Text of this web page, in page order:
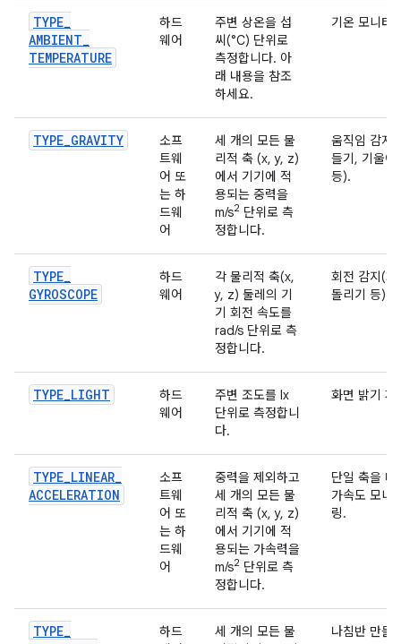
TYPE_
AMBIENT_
TEMPERATURE
하드
웨어
주변 상온을 섭
씨(°C) 단위로
측정합니다. 아
래 내용을 참조
하세요.
기온 모니터
TYPE_GRAVITY
소프
트웨
어 또
는 하
드웨
어
세 개의 모든 물
리적 축 (x, y, z)
에서 기기에 적
용되는 중력을
m/s2 단위로 측
정합니다.
움직임 감지
들기, 기울이
등).
TYPE_
GYROSCOPE
하드
웨어
각 물리적 축(x,
y, z) 둘레의 기
기 회전 속도를
rad/s 단위로 측
정합니다.
회전 감지(회
돌리기 등).
TYPE_LIGHT
하드
웨어
주변 조도를 lx
단위로 측정합니
다.
화면 밝기 제
TYPE_LINEAR_
ACCELERATION
소프
트웨
어 또
는 하
드웨
어
중력을 제외하고
세 개의 모든 물
리적 축 (x, y, z)
에서 기기에 적
용되는 가속력을
m/s2 단위로 측
정합니다.
단일 축을 따
가속도 모니
링.
TYPE_
하드
세 개의 모든 물
나침반 만들